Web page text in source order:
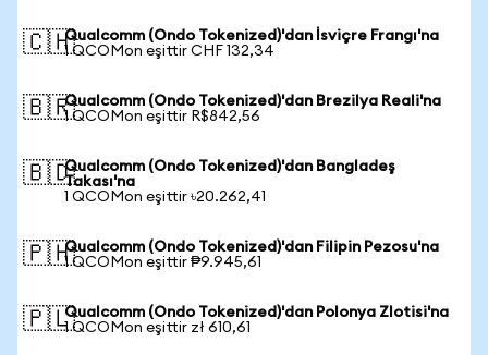
🇨🇭Qualcomm (Ondo Tokenized)'dan İsviçre Frangı'na
1 QCOMon eşittir CHF 132,34
🇧🇷Qualcomm (Ondo Tokenized)'dan Brezilya Reali'na
1 QCOMon eşittir R$842,56
🇧🇩Qualcomm (Ondo Tokenized)'dan Bangladeş
Takası'na
1 QCOMon eşittir ৳20.262,41
🇵🇭Qualcomm (Ondo Tokenized)'dan Filipin Pezosu'na
1 QCOMon eşittir ₱9.945,61
🇵🇱Qualcomm (Ondo Tokenized)'dan Polonya Zlotisi'na
1 QCOMon eşittir zł 610,61